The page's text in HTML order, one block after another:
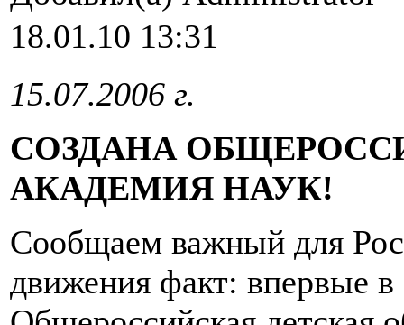
18.01.10 13:31
15.07.2006 г.
СОЗДАНА
АКАДЕМИЯ НАУК!
Сообщаем важный для
движения факт: впервые в